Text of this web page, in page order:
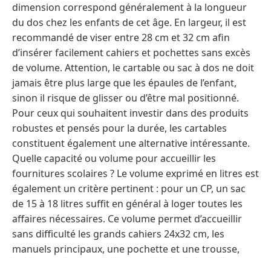
dimension correspond généralement à la longueur
du dos chez les enfants de cet âge. En largeur, il est
recommandé de viser entre 28 cm et 32 cm afin
d’insérer facilement cahiers et pochettes sans excès
de volume. Attention, le cartable ou sac à dos ne doit
jamais être plus large que les épaules de l’enfant,
sinon il risque de glisser ou d’être mal positionné.
Pour ceux qui souhaitent investir dans des produits
robustes et pensés pour la durée, les cartables
constituent également une alternative intéressante.
Quelle capacité ou volume pour accueillir les
fournitures scolaires ? Le volume exprimé en litres est
également un critère pertinent : pour un CP, un sac
de 15 à 18 litres suffit en général à loger toutes les
affaires nécessaires. Ce volume permet d’accueillir
sans difficulté les grands cahiers 24x32 cm, les
manuels principaux, une pochette et une trousse,